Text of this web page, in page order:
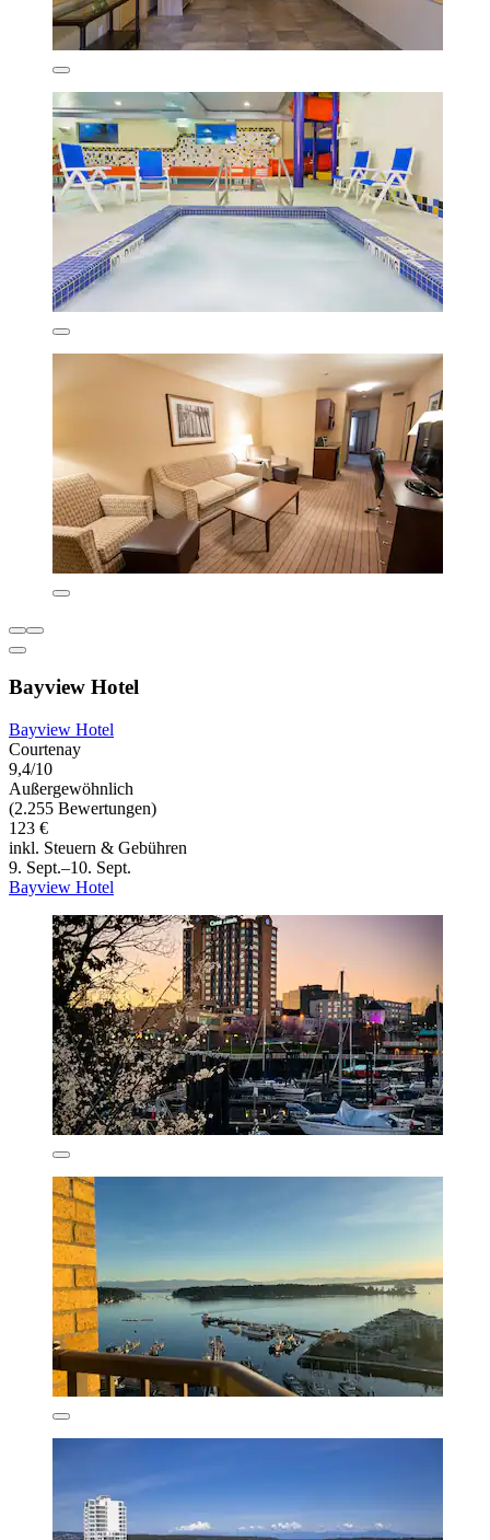
Bayview Hotel
Bayview Hotel
Courtenay
9,4/10
Außergewöhnlich
(2.255 Bewertungen)
123 €
inkl. Steuern & Gebühren
9. Sept.–10. Sept.
Bayview Hotel